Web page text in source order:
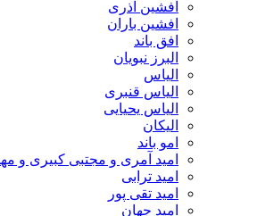
افشین آذری
افشین باران
افق باند
البرز نبویان
الیاس
الیاس قنبرى
الیاس یحیایی
الیکان
امو باند
امید آمری و مجتبی کبیری و
امید ترابی
امید تقی پور
امید جهان